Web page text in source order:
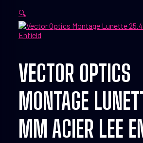
🔍
VECTOR OPTICS
MONTAGE
MM ACIER LEE